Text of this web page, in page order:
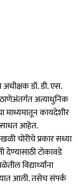
अधीक्षक डॉ. डी. एस.
ठाणेअंतर्गत अत्याधुनिक
माध्यमातून कायदेशीर
साधत आहेत.
चोरीचे प्रकार सध्या
देण्यासाठी टोकावडे
विद्यार्थ्यांना
आली. तसेच संपर्क